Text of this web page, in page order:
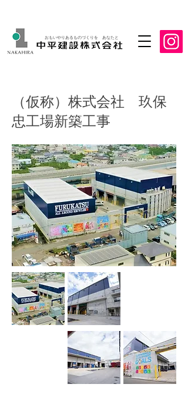
おもいやりあるものづくりを あなたと
（仮称）株式会社 玖保
忠工場新築工事